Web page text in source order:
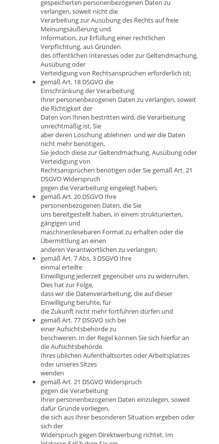
gespeicherten personenbezogenen Daten zu
verlangen, soweit nicht die
Verarbeitung zur Ausübung des Rechts auf freie
Meinungsäußerung und
Information, zur Erfüllung einer rechtlichen
Verpflichtung, aus Gründen
des öffentlichen Interesses oder zur Geltendmachung,
Ausübung oder
Verteidigung von Rechtsansprüchen erforderlich ist;
gemäß Art. 18 DSGVO die
Einschränkung der Verarbeitung
Ihrer personenbezogenen Daten zu verlangen, soweit
die Richtigkeit der
Daten von Ihnen bestritten wird, die Verarbeitung
unrechtmäßig ist, Sie
aber deren Löschung ablehnen und wir die Daten
nicht mehr benötigen,
Sie jedoch diese zur Geltendmachung, Ausübung oder
Verteidigung von
Rechtsansprüchen benötigen oder Sie gemäß Art. 21
DSGVO Widerspruch
gegen die Verarbeitung eingelegt haben;
gemäß Art. 20 DSGVO Ihre
personenbezogenen Daten, die Sie
uns bereitgestellt haben, in einem strukturierten,
gängigen und
maschinenlesebaren Format zu erhalten oder die
Übermittlung an einen
anderen Verantwortlichen zu verlangen;
gemäß Art. 7 Abs. 3 DSGVO Ihre
einmal erteilte
Einwilligung jederzeit gegenüber uns zu widerrufen.
Dies hat zur Folge,
dass wir die Datenverarbeitung, die auf dieser
Einwilligung beruhte, für
die Zukunft nicht mehr fortführen dürfen und
gemäß Art. 77 DSGVO sich bei
einer Aufsichtsbehörde zu
beschweren. In der Regel können Sie sich hierfür an
die Aufsichtsbehörde
Ihres üblichen Aufenthaltsortes oder Arbeitsplatzes
oder unseres Sitzes
wenden
gemäß Art. 21 DSGVO Widerspruch
gegen die Verarbeitung
Ihrer personenbezogenen Daten einzulegen, soweit
dafür Gründe vorliegen,
die sich aus Ihrer besonderen Situation ergeben oder
sich der
Widerspruch gegen Direktwerbung richtet. Im